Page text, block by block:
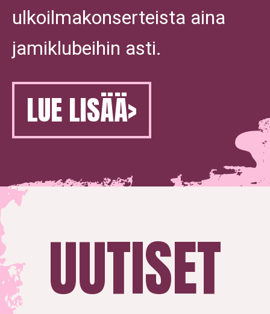
ulkoilmakonserteista aina
jamiklubeihin asti.
LUE LISÄÄ>
UUTISET